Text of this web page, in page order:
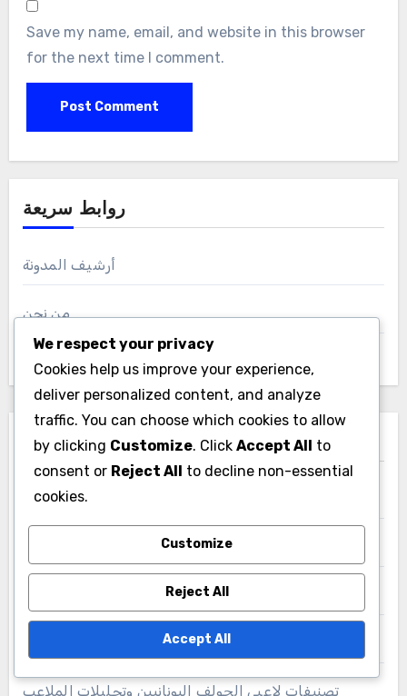
Save my name, email, and website in this browser
for the next time I comment.
روابط سريعة
أرشيف المدونة
من نحن
اتصل بنا
فئات
تصنيفات الجولف الأمريكية وتحليلات الملاعب
تصنيفات الجولف البولندية والتحليلات
تصنيفات الجولف وتحليلات الملاعب في هولندا
تصنيفات لاعبي الجولف الفرنسيين وتحليلات الملاعب
تصنيفات لاعبي الجولف اليونانيين وتحليلات الملاعب
We respect your privacy
Cookies help us improve your experience,
deliver personalized content, and analyze
traffic. You can choose which cookies to allow
by clicking Customize. Click Accept All to
consent or Reject All to decline non-essential
cookies.
Customize
Reject All
Accept All